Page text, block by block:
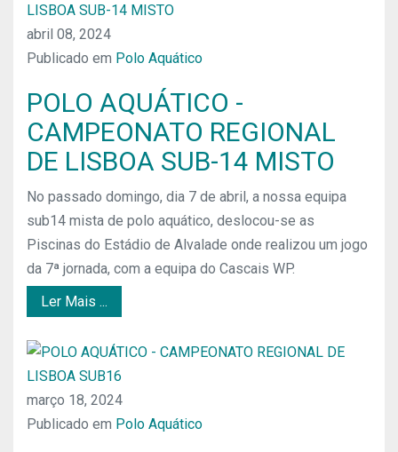
abril 08, 2024
Publicado em Polo Aquático
POLO AQUÁTICO -
CAMPEONATO REGIONAL
DE LISBOA SUB-14 MISTO
No passado domingo, dia 7 de abril, a nossa equipa
sub14 mista de polo aquático, deslocou-se as
Piscinas do Estádio de Alvalade onde realizou um jogo
da 7ª jornada, com a equipa do Cascais WP.
Ler Mais ...
março 18, 2024
Publicado em Polo Aquático